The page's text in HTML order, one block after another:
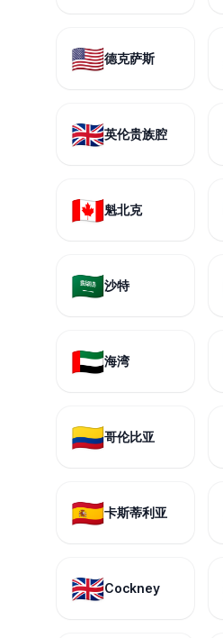
🇺🇸德克萨斯
🇬🇧英伦贵族腔
🇨🇦魁北克
🇸🇦沙特
🇦🇪海湾
🇨🇴哥伦比亚
🇪🇸卡斯蒂利亚
🇬🇧Cockney